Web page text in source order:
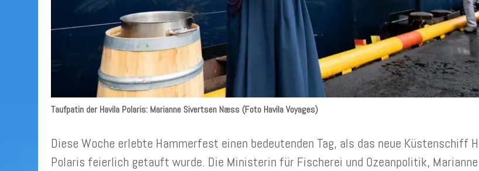
Taufpatin der Havila Polaris: Marianne Sivertsen Næss (Foto Havila Voyages)
Diese Woche erlebte Hammerfest einen bedeutenden Tag, als das neue Küstenschiff
Polaris feierlich getauft wurde. Die Ministerin für Fischerei und Ozeanpolitik, Marianne